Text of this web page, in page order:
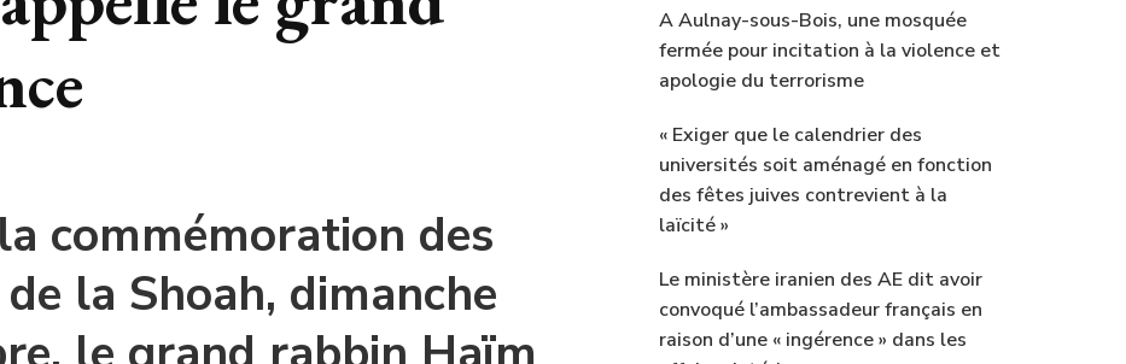
commémoration des
la Shoah, dimanche
A Aulnay-sous-Bois, une mosquée
fermée pour incitation à la violence et
apologie du terrorisme
« Exiger que le calendrier des
universités soit aménagé en fonction
des fêtes juives contrevient à la
laïcité »
Le ministère iranien des AE dit avoir
convoqué l’ambassadeur français en
raison d’une « ingérence » dans les